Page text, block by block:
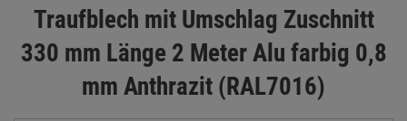
Traufblech mit Umschlag Zuschnitt
330 mm Länge 2 Meter Alu farbig 0,8
mm Anthrazit (RAL7016)